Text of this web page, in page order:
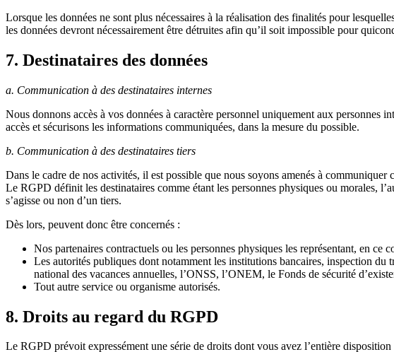
Lorsque les données ne sont plus nécessaires à la réalisation des finalités pour
les données devront nécessairement être détruites afin qu’il soit impossible pour
7. Destinataires des données
a. Communication à des destinataires internes
Nous donnons accès à vos données à caractère personnel uniquement aux personnes
accès et sécurisons les informations communiquées, dans la mesure du possible.
b. Communication à des destinataires tiers
Dans le cadre de nos activités, il est possible que nous soyons amenés à
Le RGPD définit les destinataires comme étant les personnes physiques ou morales,
s’agisse ou non d’un tiers.
Dès lors, peuvent donc être concernés :
Nos partenaires contractuels ou les personnes physiques les représentant, en ce
Les autorités publiques dont notamment les institutions bancaires, inspection du
national des vacances annuelles, l’ONSS, l’ONEM, le Fonds de sécurité
Tout autre service ou organisme autorisés.
8. Droits au regard du RGPD
Le RGPD prévoit expressément une série de droits dont vous avez l’entière